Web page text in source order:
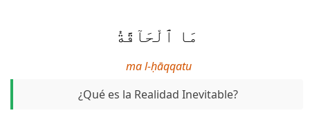
مَا ٱلْحَآقَّةُ
ma l-ḥāqqatu
¿Qué es la Realidad Inevitable?